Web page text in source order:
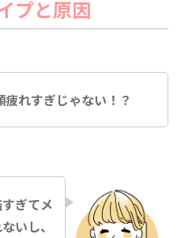
プと原因
疲れすぎじゃない！？
ぎてメ
いし、